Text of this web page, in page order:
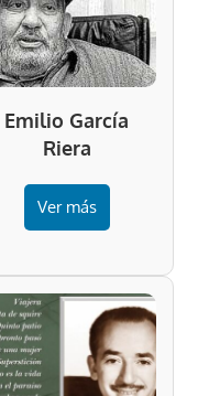
Emilio García
Riera
Ver más